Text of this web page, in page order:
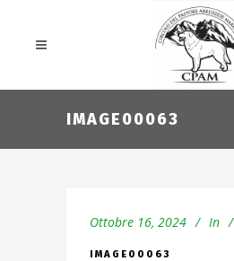
IMAGE00063
Ottobre 16, 2024 In
IMAGE00063